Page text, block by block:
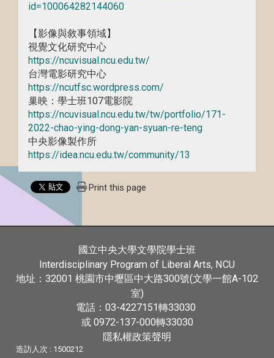
id=100064282144060
【影像與敘事領域】
視覺文化研究中心
https://ncuvisual.ncu.edu.tw/
台灣電影研究中心
https://ncutfsc.wordpress.com/
巢映：學士班107電影院
https://ncuvisual.ncu.edu.tw/tw/portfolio/171-
2022-chao-ying-dong-yan-syuan-re-teng
中央影像製作所
https://idea.ncu.edu.tw/community/13
Print this page
國立中央大學文學院學士班
Interdisciplinary Program of Liberal Arts, NCU
地址： 32001 桃園市中壢區中大路300號(文學一館A-102
室)
電話： 03-4227151轉33030
或 0972-137-000轉33030
隱私權政策聲明
造訪人次 : 1500212